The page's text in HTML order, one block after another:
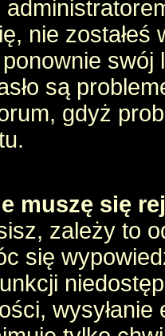
nie
swój
są
gdyż
muszę się
zależy to
się